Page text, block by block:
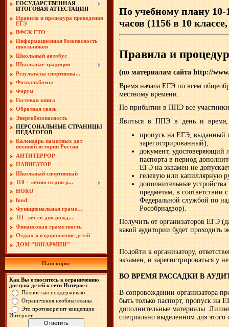
ГОСУДАРСТВЕННАЯ
ИТОГОВАЯ АТТЕСТАЦИЯ
Правила и процедура проведения
ЕГЭ
ВФСК ГТО
Информационная безопасность
школьников
Школьный автобус
Школьные традиции
Результаты спортивны...
Фотоальбомы
Форум
Гостевая книга
Обратная связь
Энергобезопасность
ПЕРСОНАЛЬНЫЕ СТРАНИЦЫ
ПЕДАГОГОВ
Календарь памятных дат
военной истории России
АНТИТЕРРОР
НАВИГАТОР
Школьный спортивный
110 – летию со дня р...
НОКО
food
Функциональная грамо...
111- лет со дня рожд...
Финансовая грамотность
Отдых и оздоровление детей
ДОМ "ЮНАРМИИ"
Наш опрос
Как Вы относитесь к ограничению
доступа детей к сети Интернет
Полностью поддерживаю
Ограничения необязательны
Это противоречит концепции
Интернет
По учебному плану 10-
часов (1156 в 10
Правила и
(по материалам сайта http://
Время начала ЕГЭ по всем
местному времени.
По прибытии в ППЭ все
Явиться в ППЭ в день и время,
пропуск на ЕГЭ, выданный
зарегистрированный);
документ, удостоверяющий
паспорта в период
ЕГЭ на экзамен не
гелевую или капиллярную
дополнительные
предметам, в соответствии
Федеральной службой по
Рособрнадзор).
Получить от организаторов ЕГЭ
какой аудитории будет проходить
Подойти к организатору,
экзамен, и зарегистрироваться у
ВО ВРЕМЯ РАССАДКИ В
В сопровождении организатора
быть только паспорт, пропуск на
дополнительные материалы.
специально выделенном для этого